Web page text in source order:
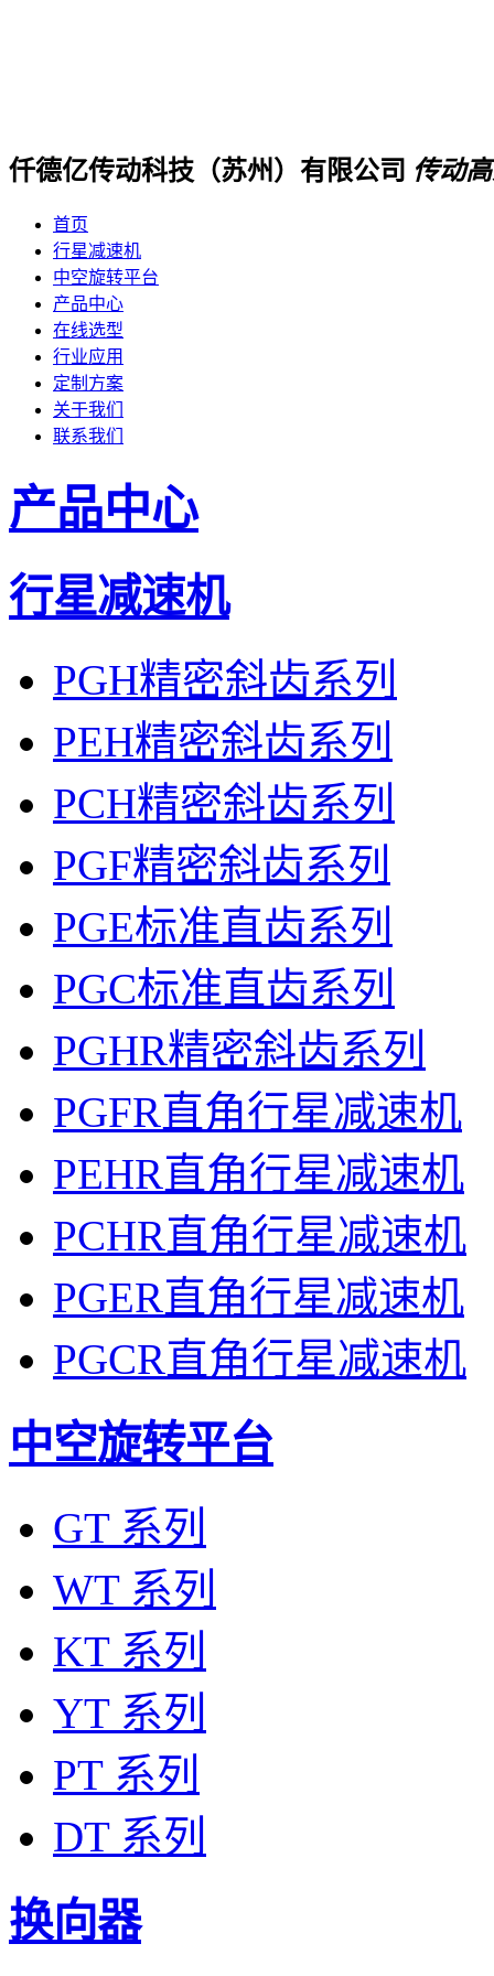
仟德亿传动科技（苏州）有限公司 传动
首页
行星减速机
中空旋转平台
产品中心
在线选型
行业应用
定制方案
关于我们
联系我们
产品中心
行星减速机
PGH精密斜齿系列
PEH精密斜齿系列
PCH精密斜齿系列
PGF精密斜齿系列
PGE标准直齿系列
PGC标准直齿系列
PGHR精密斜齿系列
PGFR直角行星减速机
PEHR直角行星减速机
PCHR直角行星减速机
PGER直角行星减速机
PGCR直角行星减速机
中空旋转平台
GT 系列
WT 系列
KT 系列
YT 系列
PT 系列
DT 系列
换向器